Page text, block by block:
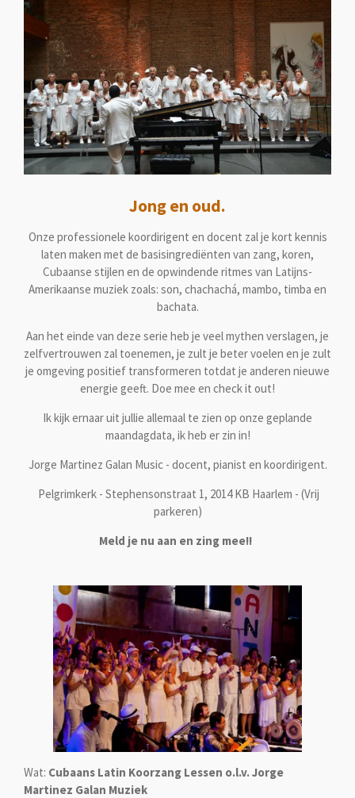
Jong en oud.
Onze professionele koordirigent en docent zal je kort kennis
laten maken met de basisingrediënten van zang, koren,
Cubaanse stijlen en de opwindende ritmes van Latijns-
Amerikaanse muziek zoals: son, chachachá, mambo, timba en
bachata.
Aan het einde van deze serie heb je veel mythen verslagen, je
zelfvertrouwen zal toenemen, je zult je beter voelen en je zult
je omgeving positief transformeren totdat je anderen nieuwe
energie geeft. Doe mee en check it out!
Ik kijk ernaar uit jullie allemaal te zien op onze geplande
maandagdata, ik heb er zin in!
Jorge Martinez Galan Music - docent, pianist en koordirigent.
Pelgrimkerk - Stephensonstraat 1, 2014 KB Haarlem - (Vrij
parkeren)
Meld je nu aan en zing mee!!
Wat: Cubaans Latin Koorzang Lessen o.l.v. Jorge
Martinez Galan Muziek